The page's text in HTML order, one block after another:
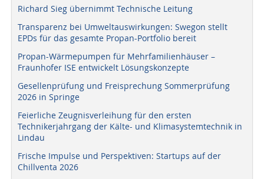
Richard Sieg übernimmt Technische Leitung
Transparenz bei Umweltauswirkungen: Swegon stellt
EPDs für das gesamte Propan-Portfolio bereit
Propan-Wärmepumpen für Mehrfamilienhäuser –
Fraunhofer ISE entwickelt Lösungskonzepte
Gesellenprüfung und Freisprechung Sommerprüfung
2026 in Springe
Feierliche Zeugnisverleihung für den ersten
Technikerjahrgang der Kälte- und Klimasystemtechnik in
Lindau
Frische Impulse und Perspektiven: Startups auf der
Chillventa 2026